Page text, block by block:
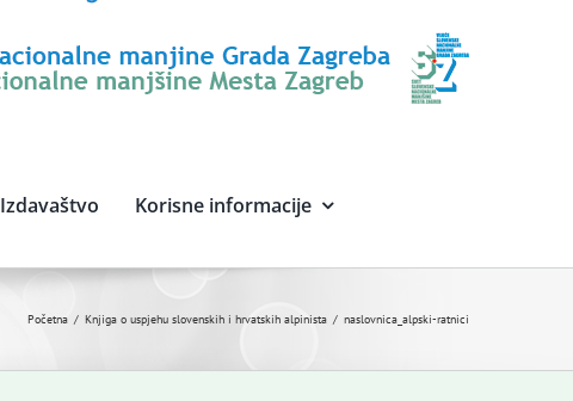
Izdavaštvo Korisne informacije
Početna Knjiga o uspjehu slovenskih i hrvatskih alpinista naslovnica_alpski-ratnici